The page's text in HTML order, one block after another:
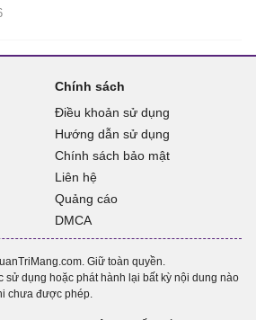
Chính sách
Điều khoản sử dụng
Hướng dẫn sử dụng
Chính sách bảo mật
Liên hệ
Quảng cáo
DMCA
Giữ toàn quyền.
sử dụng hoặc phát hành lại bất kỳ nội dung nào
chưa được phép.